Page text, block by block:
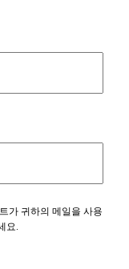
가 귀하의 메일을 사용
요.